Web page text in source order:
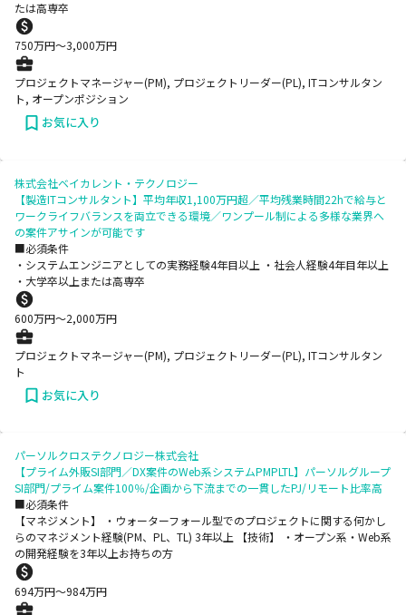
たは高専卒
750万円〜3,000万円
プロジェクトマネージャー(PM), プロジェクトリーダー(PL), ITコンサルタン
ト, オープンポジション
お気に入り
株式会社ベイカレント・テクノロジー
【製造ITコンサルタント】平均年収1,100万円超／平均残業時間22hで給与と
ワークライフバランスを両立できる環境／ワンプール制による多様な業界へ
の案件アサインが可能です
■必須条件
・システムエンジニアとしての実務経験4年目以上 ・社会人経験4年目年以上
・大学卒以上または高専卒
600万円〜2,000万円
プロジェクトマネージャー(PM), プロジェクトリーダー(PL), ITコンサルタン
ト
お気に入り
パーソルクロステクノロジー株式会社
【プライム外販SI部門／DX案件のWeb系システムPMPLTL】パーソルグループ
SI部門/プライム案件100％/企画から下流までの一貫したPJ/リモート比率高
■必須条件
【マネジメント】 ・ウォーターフォール型でのプロジェクトに関する何かし
らのマネジメント経験(PM、PL、TL) 3年以上 【技術】 ・オープン系・Web系
の開発経験を3年以上お持ちの方
694万円〜984万円